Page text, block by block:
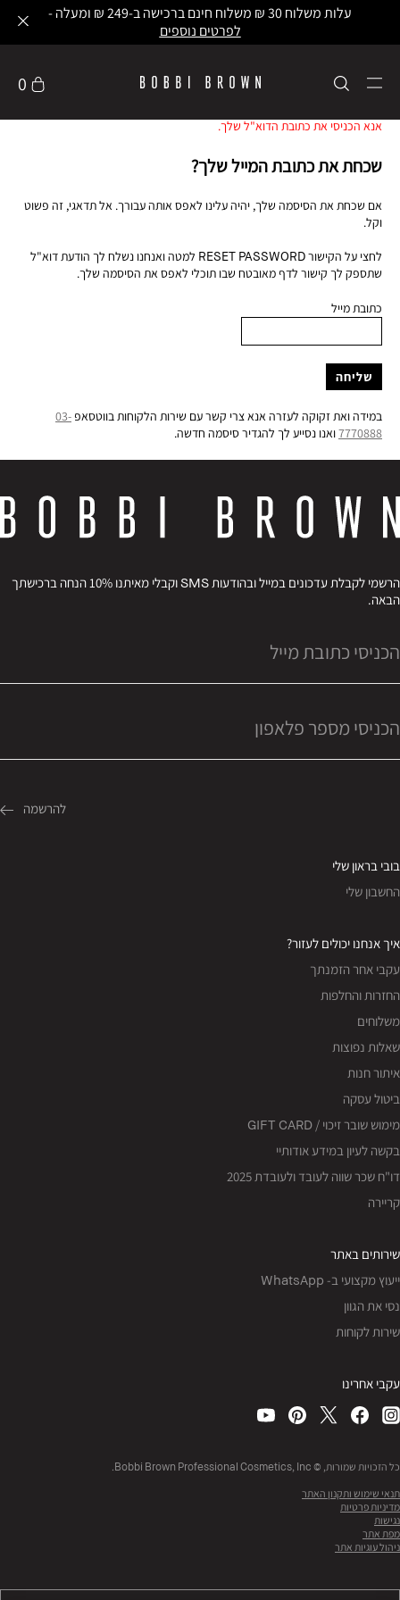
עלות משלוח 30 ₪ משלוח חינם ברכישה ב-249 ₪ ומעלה -
לפרטים נוספים
0
אנא הכניסי את כתובת הדוא"ל שלך.
שכחת את כתובת המייל שלך?
אם שכחת את הסיסמה שלך, יהיה עלינו לאפס אותה עבורך. אל תדאגי, זה פשוט
וקל.
לחצי על הקישור RESET PASSWORD למטה ואנחנו נשלח לך הודעת דוא"ל
שתספק לך קישור לדף מאובטח שבו תוכלי לאפס את הסיסמה שלך.
כתובת מייל
במידה ואת זקוקה לעזרה אנא צרי קשר עם שירות הלקוחות בווטסאפ 03-
7770888ואנו נסייע לך להגדיר סיסמה חדשה.
הרשמי לקבלת עדכונים במייל ובהודעות SMS וקבלי מאיתנו 10% הנחה ברכישתך
הבאה.
בובי בראון שלי
החשבון שלי
איך אנחנו יכולים לעזור?
עקבי אחר הזמנתך
החזרות והחלפות
משלוחים
שאלות נפוצות
איתור חנות
ביטול עסקה
מימוש שובר זיכוי / GIFT CARD
בקשה לעיון במידע אודותיי
דו"ח שכר שווה לעובד ולעובדת 2025
קריירה
שירותים באתר
ייעוץ מקצועי ב- WhatsApp
נסי את הגוון
שירות לקוחות
עקבי אחרינו
כל הזכויות שמורות, © Bobbi Brown Professional Cosmetics, Inc.
תנאי שימוש ותקנון האתר
מדיניות פרטיות
נגישות
מפת אתר
ניהול עוגיות אתר